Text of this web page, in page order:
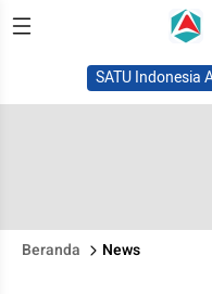
SATU Indonesia
Beranda News